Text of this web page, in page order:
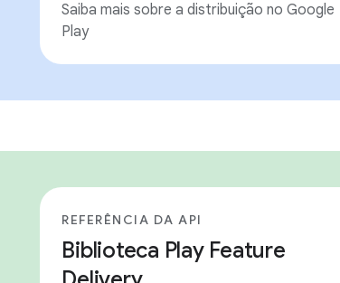
Saiba mais sobre a distribuição no Google
Play
REFERÊNCIA DA API
Biblioteca Play Feature